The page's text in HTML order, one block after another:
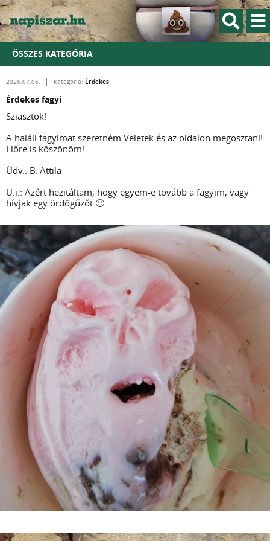
ÖSSZES KATEGÓRIA
2026.07.06. Kategória: Érdekes
Érdekes fagyi
Sziasztok!
A haláli fagyimat szeretném Veletek és az oldalon megosztani!
Előre is köszönöm!
Üdv.: B. Attila
U.i.: Azért hezitáltam, hogy egyem-e tovább a fagyim, vagy
hívjak egy ördögűzőt 🙂